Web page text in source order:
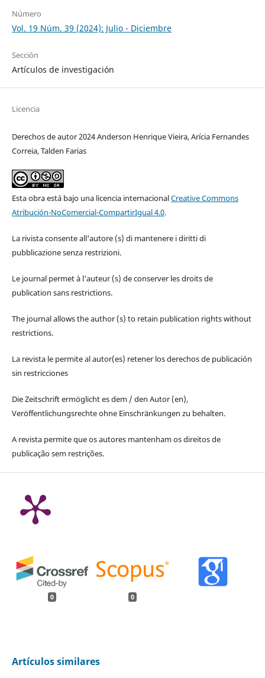
Número
Vol. 19 Núm. 39 (2024): Julio - Diciembre
Sección
Artículos de investigación
Licencia
Derechos de autor 2024 Anderson Henrique Vieira, Arícia Fernandes
Correia, Talden Farias
Esta obra está bajo una licencia internacionalCreative Commons
Atribución-NoComercial-CompartirIgual 4.0.
La rivista consente all'autore (s) di mantenere i diritti di
pubblicazione senza restrizioni.
Le journal permet à l'auteur (s) de conserver les droits de
publication sans restrictions.
The journal allows the author (s) to retain publication rights without
restrictions.
La revista le permite al autor(es) retener los derechos de publicación
sin restricciones
Die Zeitschrift ermöglicht es dem / den Autor (en),
Veröffentlichungsrechte ohne Einschränkungen zu behalten.
A revista permite que os autores mantenham os direitos de
publicação sem restrições.
0 0
Artículos similares